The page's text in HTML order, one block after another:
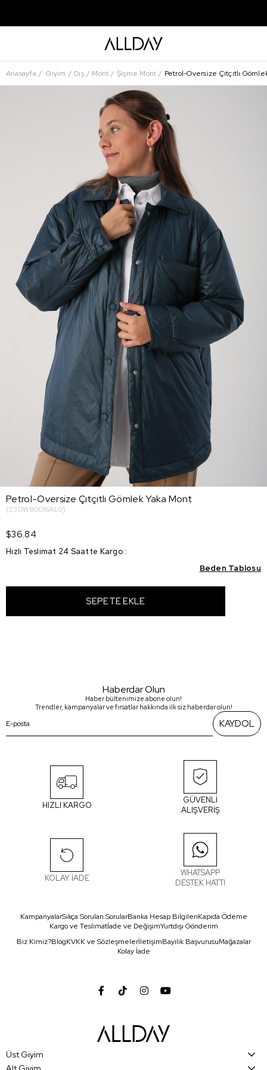
Anasayfa Giyim Dış Mont Şişme Mont Petrol-Oversize Çıtçıtlı
Petrol-Oversize Çıtçıtlı Gömlek Yaka Mont
(23DW80016AL0)
$36.84
Hızlı Teslimat 24 Saatte Kargo :
Beden Tablosu
Haberdar Olun
Haber bültenimize abone olun!
Trendler, kampanyalar ve fırsatlar hakkında ilk siz haberdar olun!
KAYDOL
HIZLI KARGO
GÜVENLİ
ALIŞVERİŞ
KOLAY İADE
WHATSAPP
DESTEK HATTI
KampanyalarSıkça Sorulan SorularBanka Hesap BilgileriKapıda Ödeme
Kargo ve Teslimatİade ve DeğişimYurtdışı Gönderim
Biz Kimiz?BlogKVKK ve SözleşmelerİletişimBayilik BaşvurusuMağazalar
Kolay İade
Üst Giyim